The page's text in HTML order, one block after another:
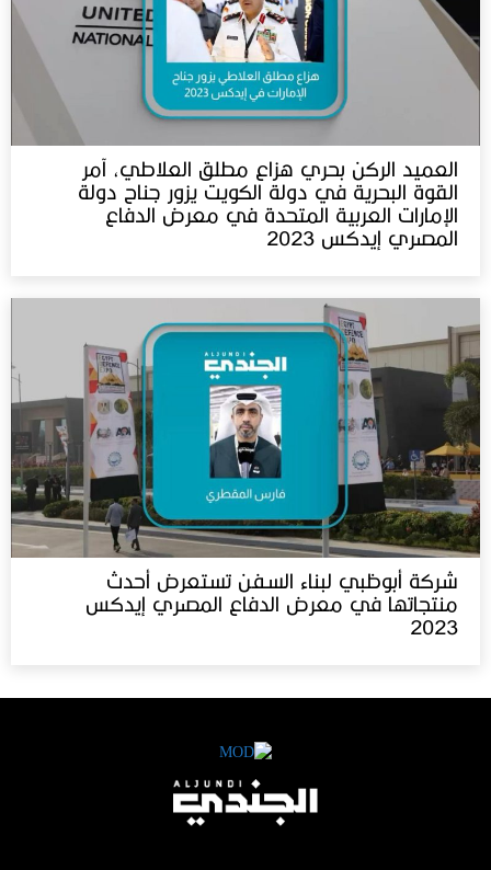
العميد الركن بحري هزاع مطلق العلاطي، آمر
القوة البحرية في دولة الكويت يزور جناح دولة
الإمارات العربية المتحدة في معرض الدفاع
المصري إيدكس 2023
شركة أبوظبي لبناء السفن تستعرض أحدث
منتجاتها في معرض الدفاع المصري إيدكس‬⁩
2023